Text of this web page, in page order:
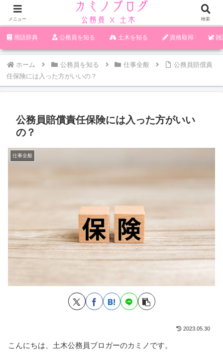
‪︎‬‪︎︎︎︎︎用語辞典 ‪︎‬‪︎︎︎︎︎公務員を知る 土木を知る 資格取得 雑
ホーム 公務員を知る 仕事全般
公務員賠償責
任保険には入った方がいいの？
公務員賠償責任保険には入った方がいい
の？
仕事全般
2023.05.30
こんにちは、土木公務員ブロガーのカミノです。
メニュー 検索